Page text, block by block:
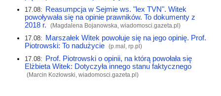
17.08: Reasumpcja w Sejmie ws. "lex TVN". Witek
powoływała się na opinie prawników. To dokumenty z
2018 r.
(Magdalena Bojanowska, wiadomosci.gazeta.pl)
17.08: Marszałek Witek powołuje się na jego opinię. Prof.
Piotrowski: To nadużycie (p.mal, rp.pl)
17.08: Prof. Piotrowski o opinii, na którą powołała się
Elżbieta Witek: Dotyczyła innego stanu faktycznego
(Marcin Kozłowski, wiadomosci.gazeta.pl)